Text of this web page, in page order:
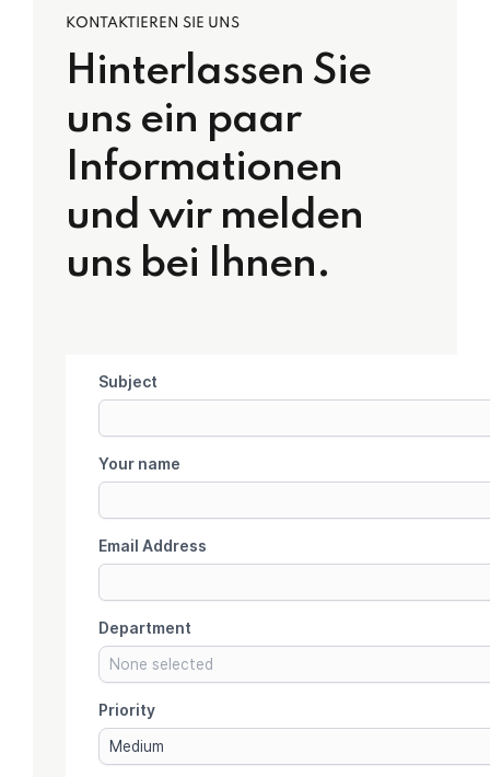
KONTAKTIEREN SIE UNS
Hinterlassen Sie
uns ein paar
Informationen
und wir melden
uns bei Ihnen.